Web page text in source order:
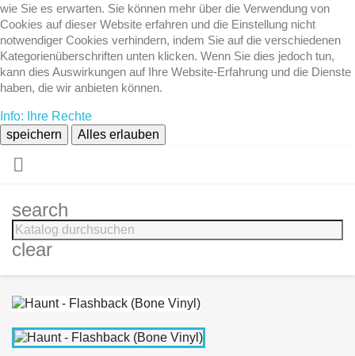
wie Sie es erwarten. Sie können mehr über die Verwendung von
Cookies auf dieser Website erfahren und die Einstellung nicht
notwendiger Cookies verhindern, indem Sie auf die verschiedenen
Kategorienüberschriften unten klicken. Wenn Sie dies jedoch tun,
kann dies Auswirkungen auf Ihre Website-Erfahrung und die Dienste
haben, die wir anbieten können.
Info: Ihre Rechte
speichern
Alles erlauben

search
clear